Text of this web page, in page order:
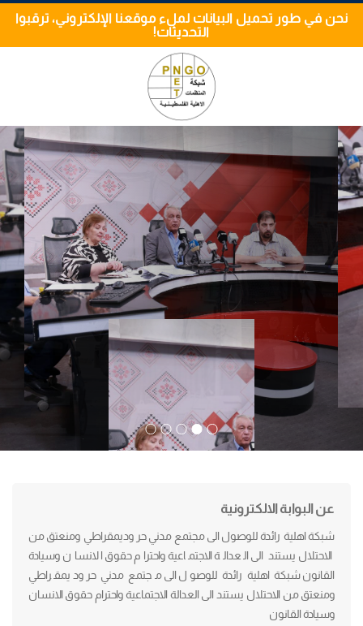
نحن في طور تحميل البيانات لملء موقعنا الإلكتروني، ترقبوا
التحديثات!
عن البوابة الالكترونية
شبكة اهلية رائدة للوصول الى مجتمع مدني حر وديمقراطي ومنعتق من
الاحتلال يستند الى العدالة الاجتماعية واحترام حقوق الانسان وسيادة
القانون شبكة اهلية رائدة للوصول الى مجتمع مدني حر وديمقراطي
ومنعتق من الاحتلال يستند الى العدالة الاجتماعية واحترام حقوق الانسان
وسيادة القانون